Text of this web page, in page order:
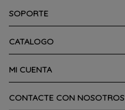
SOPORTE
CATALOGO
MI CUENTA
CONTACTE CON NOSOTROS